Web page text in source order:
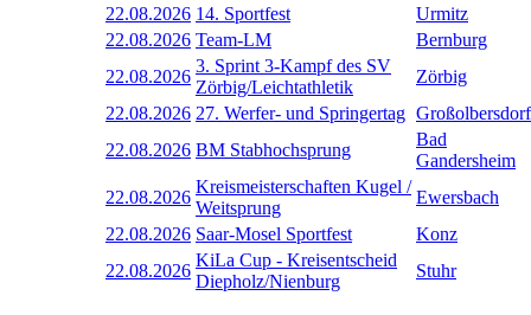
22.08.2026 14. Sportfest
Urmitz
22.08.2026 Team-LM
Bernburg
22.08.2026
3. Sprint 3-Kampf des SV
Zörbig/Leichtathletik
Zörbig
22.08.2026 27. Werfer- und Springertag Großolbersdorf
22.08.2026 BM Stabhochsprung
Bad
Gandersheim
22.08.2026
Kreismeisterschaften Kugel /
Weitsprung
Ewersbach
22.08.2026 Saar-Mosel Sportfest
Konz
22.08.2026
KiLa Cup - Kreisentscheid
Diepholz/Nienburg
Stuhr